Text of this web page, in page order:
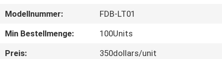
QUALITÄTSKONTROLLE
Modellnummer:
FDB-LT01
Min Bestellmenge:
100Units
Preis:
350dollars/unit